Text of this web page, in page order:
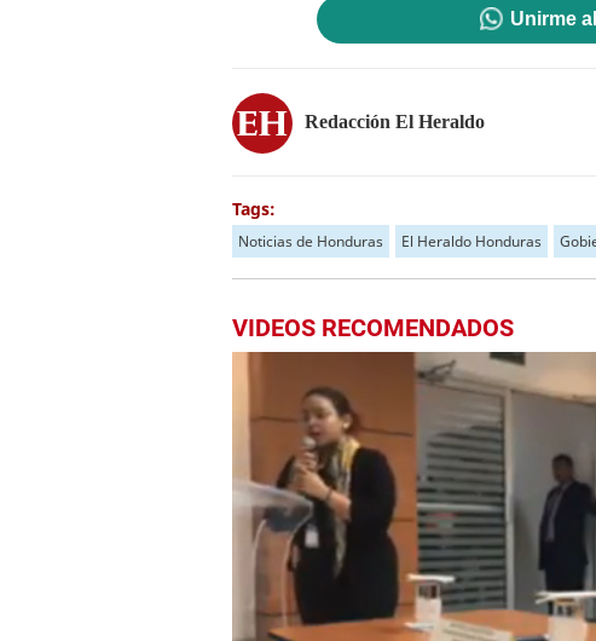
Unirme
Redacción El Heraldo
Tags:
Noticias de Honduras El Heraldo Honduras
VIDEOS RECOMENDADOS